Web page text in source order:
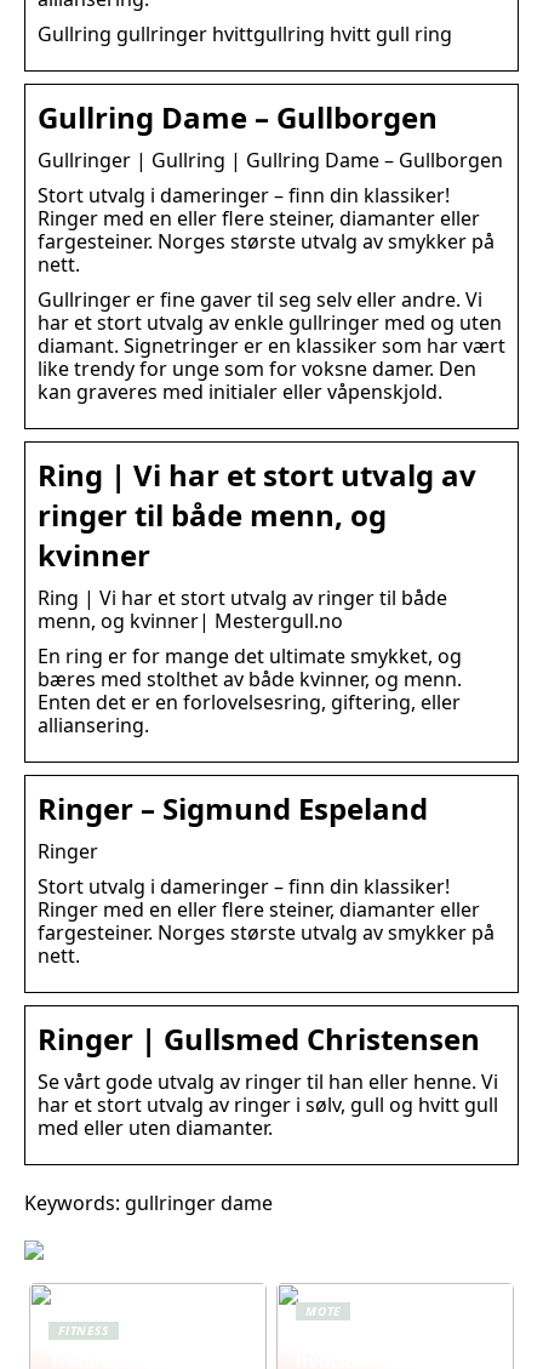
Gullring gullringer hvittgullring hvitt gull ring
Gullring Dame – Gullborgen
Gullringer | Gullring | Gullring Dame – Gullborgen
Stort utvalg i dameringer – finn din klassiker!
Ringer med en eller flere steiner, diamanter eller
fargesteiner. Norges største utvalg av smykker på
nett.
Gullringer er fine gaver til seg selv eller andre. Vi
har et stort utvalg av enkle gullringer med og uten
diamant. Signetringer er en klassiker som har vært
like trendy for unge som for voksne damer. Den
kan graveres med initialer eller våpenskjold.
Ring | Vi har et stort utvalg av
ringer til både menn, og
kvinner
Ring | Vi har et stort utvalg av ringer til både
menn, og kvinner| Mestergull.no
En ring er for mange det ultimate smykket, og
bæres med stolthet av både kvinner, og menn.
Enten det er en forlovelsesring, giftering, eller
alliansering.
Ringer – Sigmund Espeland
Ringer
Stort utvalg i dameringer – finn din klassiker!
Ringer med en eller flere steiner, diamanter eller
fargesteiner. Norges største utvalg av smykker på
nett.
Ringer | Gullsmed Christensen
Se vårt gode utvalg av ringer til han eller henne. Vi
har et stort utvalg av ringer i sølv, gull og hvitt gull
med eller uten diamanter.
Keywords: gullringer dame
FITNESS
MOTE